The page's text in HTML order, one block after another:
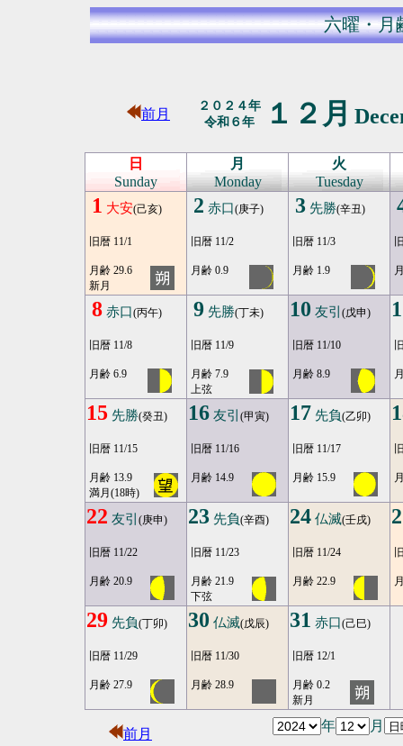
六曜・月
前月
２０２４年
令和６年
１２月
日
Sunday
月
Monday
火
Tuesday
1 大安(己亥)
旧暦 11/1
月齢 29.6
新月
2 赤口(庚子)
旧暦 11/2
月齢 0.9
3 先勝(辛丑)
旧暦 11/3
月齢 1.9
8 赤口(丙午)
旧暦 11/8
月齢 6.9
9 先勝(丁未)
旧暦 11/9
月齢 7.9
上弦
10 友引 (戊申)
旧暦 11/10
月齢 8.9
15 先勝(癸丑)
旧暦 11/15
月齢 13.9
満月(18時)
16 友引 (甲寅)
旧暦 11/16
月齢 14.9
17 先負(乙卯)
旧暦 11/17
月齢 15.9
22 友引 (庚申)
旧暦 11/22
月齢 20.9
23 先負(辛酉)
旧暦 11/23
月齢 21.9
下弦
24 仏滅(壬戌)
旧暦 11/24
月齢 22.9
29 先負(丁卯)
旧暦 11/29
月齢 27.9
30 仏滅(戊辰)
旧暦 11/30
月齢 28.9
31 赤口(己巳)
旧暦 12/1
月齢 0.2
新月
前月
年 月